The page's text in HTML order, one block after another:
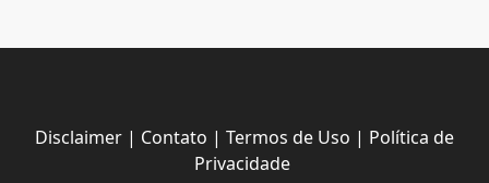
Disclaimer| Contato | Termos de Uso | Política de
Privacidade